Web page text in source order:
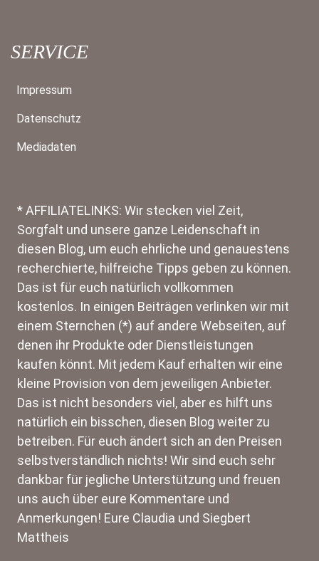
SERVICE
Impressum
Datenschutz
Mediadaten
* AFFILIATELINKS: Wir stecken viel Zeit,
Sorgfalt und unsere ganze Leidenschaft in
diesen Blog, um euch ehrliche und genauestens
recherchierte, hilfreiche Tipps geben zu können.
Das ist für euch natürlich vollkommen
kostenlos. In einigen Beiträgen verlinken wir mit
einem Sternchen (*) auf andere Webseiten, auf
denen ihr Produkte oder Dienstleistungen
kaufen könnt. Mit jedem Kauf erhalten wir eine
kleine Provision von dem jeweiligen Anbieter.
Das ist nicht besonders viel, aber es hilft uns
natürlich ein bisschen, diesen Blog weiter zu
betreiben. Für euch ändert sich an den Preisen
selbstverständlich nichts! Wir sind euch sehr
dankbar für jegliche Unterstützung und freuen
uns auch über eure Kommentare und
Anmerkungen! Eure Claudia und Siegbert
Mattheis